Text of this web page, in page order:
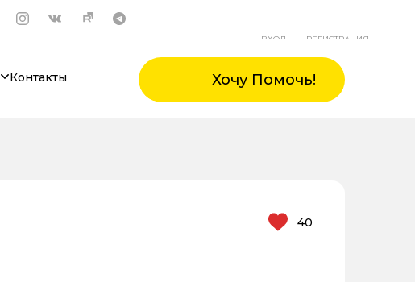
ВХОД РЕГИСТРАЦИЯ
Контакты Хочу Помочь!
40